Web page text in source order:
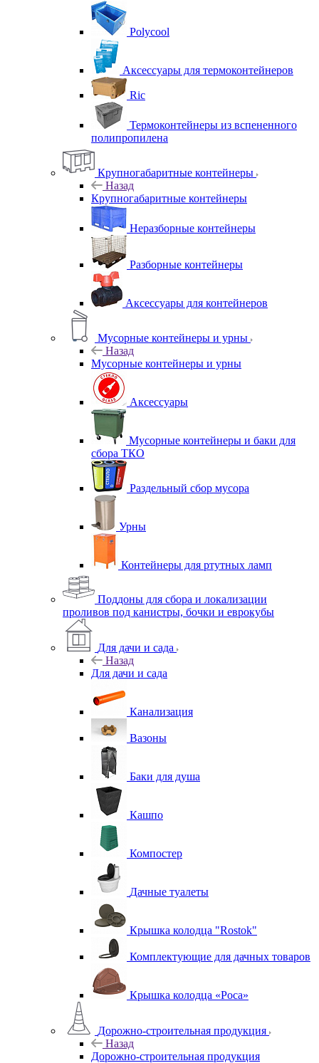
Polycool
Аксессуары для термоконтейнеров
Ric
Термоконтейнеры из вспененного
полипропилена
Крупногабаритные контейнеры
Назад
Крупногабаритные контейнеры
Неразборные контейнеры
Разборные контейнеры
Аксессуары для контейнеров
Мусорные контейнеры и урны
Назад
Мусорные контейнеры и урны
Аксессуары
Мусорные контейнеры и баки для
сбора ТКО
Раздельный сбор мусора
Урны
Контейнеры для ртутных ламп
Поддоны для сбора и локализации
проливов под канистры, бочки и еврокубы
Для дачи и сада
Назад
Для дачи и сада
Канализация
Вазоны
Баки для душа
Кашпо
Компостер
Дачные туалеты
Крышка колодца "Rostok"
Комплектующие для дачных товаров
Крышка колодца «Роса»
Дорожно-строительная продукция
Назад
Дорожно-строительная продукция